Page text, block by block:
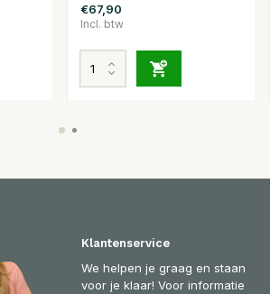
€67,90
Incl. btw
Klantenservice
We helpen je graag en staan
voor je klaar! Voor informatie